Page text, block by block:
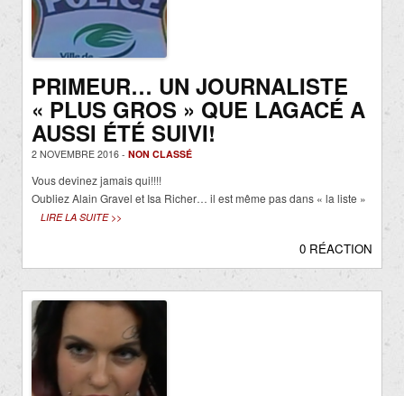
PRIMEUR… UN JOURNALISTE
« PLUS GROS » QUE LAGACÉ A
AUSSI ÉTÉ SUIVI!
2 NOVEMBRE 2016 - NON CLASSÉ
Vous devinez jamais qui!!!!
Oubliez Alain Gravel et Isa Richer… il est même pas dans « la liste »
LIRE LA SUITE >>
0 RÉACTION